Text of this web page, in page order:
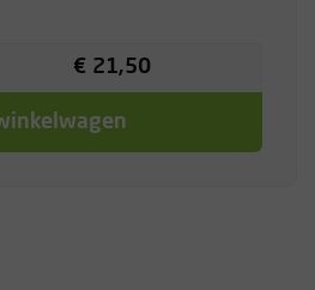
€ 21,50